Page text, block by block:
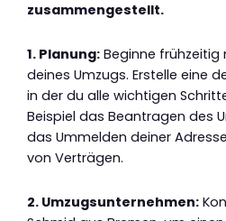
zusammengestellt.
1. Planung: Beginne
deines Umzugs. Erstelle eine
in der du alle wichtigen
Beispiel das Beantragen des
das Ummelden deiner
von Verträgen.
2. Umzugsunternehmen: